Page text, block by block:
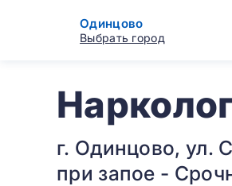
Одинцово
Выбрать город
г. Одинцово, ул.
при запое -